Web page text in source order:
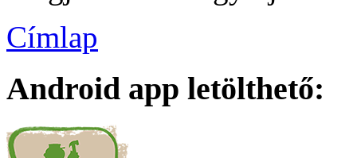
Címlap
Android app letölthető: